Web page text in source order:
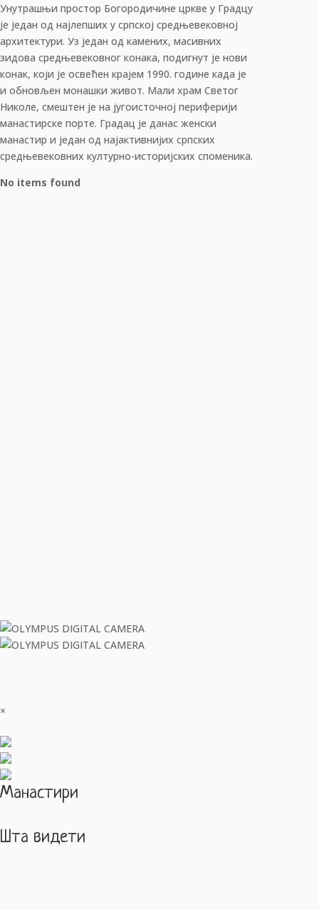
Унутрашњи простор Богородичине цркве у Градцу
је један од најлепших у српској средњевековној
архитектури. Уз један од камених, масивних
зидова средњевековног конака, подигнут је нови
конак, који је освећен крајем 1990. године када је
и обновљен монашки живот. Мали храм Светог
Николе, смештен је на југоисточној периферији
манастирске порте. Градац је данас женски
манастир и један од најактивнијих српских
средњевековних културно-историјских споменика.
No items found
×
Манастири
Шта видети